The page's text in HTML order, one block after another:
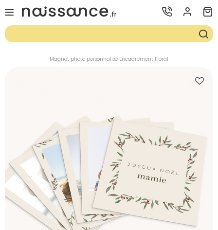
Magnet photo personnalisé Encadrement Floral